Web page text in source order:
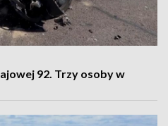
92. Trzy osoby w